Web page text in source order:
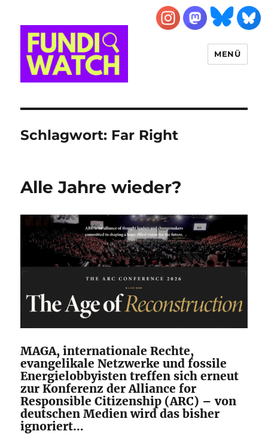
MENÜ
Schlagwort: Far Right
Alle Jahre wieder?
MAGA, internationale Rechte,
evangelikale Netzwerke und fossile
Energielobbyisten treffen sich erneut
zur Konferenz der Alliance for
Responsible Citizenship (ARC) – von
deutschen Medien wird das bisher
ignoriert…